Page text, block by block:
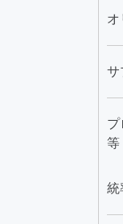
オ
サ
プ
等
統